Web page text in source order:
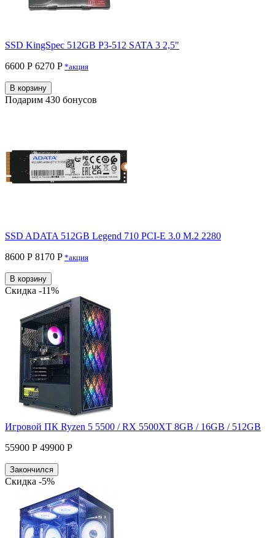
SSD KingSpec 512GB P3-512 SATA 3 2,5"
6600 Р 6270 P *акция
В корзину
Подарим 430 бонусов
SSD ADATA 512GB Legend 710 PCI-E 3.0 M.2 2280
8600 Р 8170 P *акция
В корзину
Скидка -11%
Игровой ПК Ryzen 5 5500 / RX 5500XT 8GB / 16GB / 512GB
55900 Р 49900 Р
Закончился
Скидка -5%